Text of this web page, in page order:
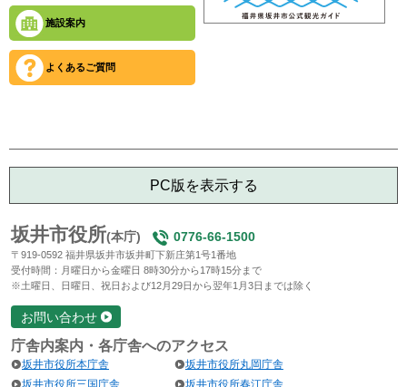
施設案内
よくあるご質問
PC版を表示する
坂井市役所(本庁) 0776-66-1500
〒919-0592 福井県坂井市坂井町下新庄第1号1番地
受付時間：月曜日から金曜日 8時30分から17時15分まで
※土曜日、日曜日、祝日および12月29日から翌年1月3日までは除く
お問い合わせ
庁舎内案内・各庁舎へのアクセス
坂井市役所本庁舎
坂井市役所丸岡庁舎
坂井市役所三国庁舎
坂井市役所春江庁舎